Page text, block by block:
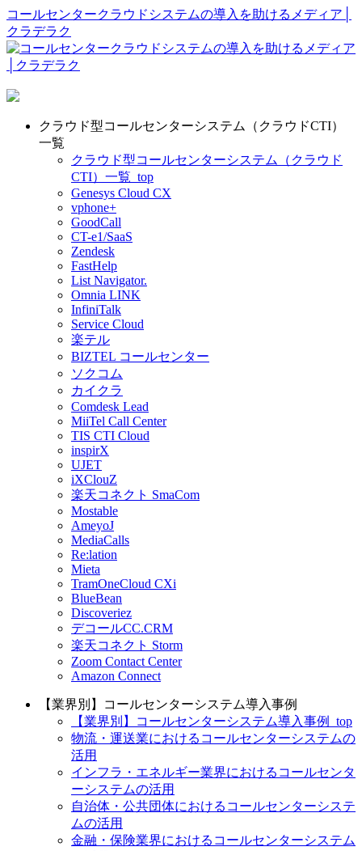
コールセンタークラウドシステムの導入を助けるメディア│
クラデラク
クラウド型コールセンターシステム（クラウドCTI）
一覧
クラウド型コールセンターシステム（クラウド
CTI）一覧_top
Genesys Cloud CX
vphone+
GoodCall
CT-e1/SaaS
Zendesk
FastHelp
List Navigator.
Omnia LINK
InfiniTalk
Service Cloud
楽テル
BIZTEL コールセンター
ソクコム
カイクラ
Comdesk Lead
MiiTel Call Center
TIS CTI Cloud
inspirX
UJET
iXClouZ
楽天コネクト SmaCom
Mostable
AmeyoJ
MediaCalls
Re:lation
Mieta
TramOneCloud CXi
BlueBean
Discoveriez
デコールCC.CRM
楽天コネクト Storm
Zoom Contact Center
Amazon Connect
【業界別】コールセンターシステム導入事例
【業界別】コールセンターシステム導入事例_top
物流・運送業におけるコールセンターシステムの
活用
インフラ・エネルギー業界におけるコールセンタ
ーシステムの活用
自治体・公共団体におけるコールセンターシステ
ムの活用
金融・保険業界におけるコールセンターシステム